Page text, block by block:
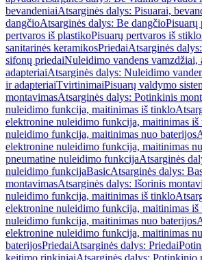
bevandeniaiAtsarginės dalys: Pisuarai,
dangčioAtsarginės dalys: Be dangčioPisuarų
pertvaros iš plastikoPisuarų pertvaros iš stiklo
sanitarinės keramikosPriedaiAtsarginės
sifonų priedaiNuleidimo vandens vamzdžiai,
adapteriaiAtsarginės dalys: Nuleidimo
ir adapteriaiTvirtinimaiPisuarų valdymo
montavimasAtsarginės dalys: Potinkinis
nuleidimo funkcija, maitinimas iš tinklo
elektronine nuleidimo funkcija, maitinimas
nuleidimo funkcija, maitinimas nuo baterijos
elektronine nuleidimo funkcija, maitinimas
pneumatine nuleidimo funkcijaAtsarginės
nuleidimo funkcijaBasicAtsarginės dalys:
montavimasAtsarginės dalys: Išorinis
nuleidimo funkcija, maitinimas iš tinklo
elektronine nuleidimo funkcija, maitinimas
nuleidimo funkcija, maitinimas nuo baterijos
elektronine nuleidimo funkcija, maitinimas
baterijosPriedaiAtsarginės dalys: Priedai
keitimo rinkiniaiAtsarginės dalys: